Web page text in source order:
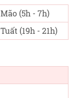
Mão (5h - 7h)
Tuất (19h - 21h)